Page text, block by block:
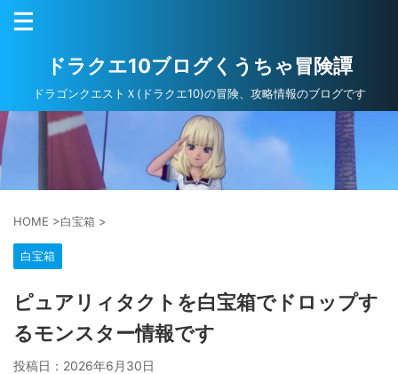
ドラクエ10ブログくうちゃ冒険譚
ドラゴンクエストＸ(ドラクエ10)の冒険、攻略情報のブログです
HOME >白宝箱 >
白宝箱
ピュアリィタクトを白宝箱でドロップす
るモンスター情報です
投稿日： 2026年6月30日